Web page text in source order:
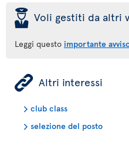
þ Voli gestiti da altri
Leggi questo importante
ÿ Altri interessi
club class
selezione del posto